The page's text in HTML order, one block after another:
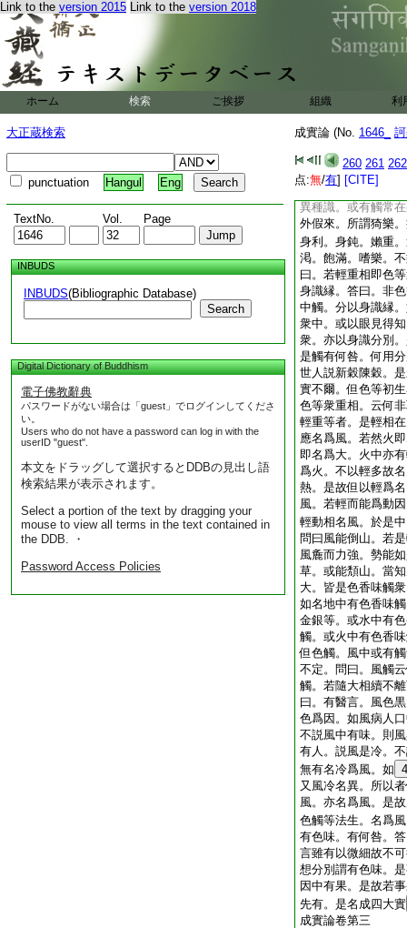
Link to the version 2015 Link to the version 2018
ホーム 検索 ご挨拶 組織 利
大正蔵検索
punctuation Hangul Eng
TextNo. Vol. Page
INBUDS
INBUDS(Bibliographic Database)
Search
Digital Dictionary of Buddhism
電子佛教辭典
パスワードがない場合は「guest」でログインしてくださ
い。
Users who do not have a password can log in with the
userID "guest".
本文をドラッグして選択するとDDBの見出し語
検索結果が表示されます。
Select a portion of the text by dragging your
mouse to view all terms in the text contained in
the DDB. ・
Password Access Policies
成實論 (No. 1646_
260 261 262
点:無/有] [CITE]
別輕重。必以身根
答曰。如分別堅等
堅等物。不離色等
根。是中更無異相
相。答曰。如人著
無力。輕重亦爾。
種身識。如或因 14
動生輕重識。或從
對生冷熱識。或從
搦生強濯識。或從
異種識。或有觸常
外假來。所謂猗樂
身利。身鈍。嬾重
渇。飽滿。嗜樂。
曰。若輕重相即色
身識縁。答曰。非
中觸。分以身識縁
衆中。或以眼見得
衆。亦以身識分別
是觸有何咎。何用
世人説新穀陳穀。
實不爾。但色等初
色等衆重相。云何
輕重等者。是輕相
應名爲風。若然火
即名爲大。火中亦
爲火。不以輕多故
熱。是故但以輕爲
風。若輕而能爲動
輕動相名風。於是
問曰風能倒山。若
風麁而力強。勢能
草。或能頽山。當
大。皆是色香味觸
如名地中有色香味
金銀等。或水中有
觸。或火中有色香
但色觸。風中或有
不定。問曰。風觸
觸。若隨大相續不
曰。有醫言。風色
色爲因。如風病人
不説風中有味。則
有人。説風是冷。
無有名冷爲風。如 4
又風冷名異。所以
風。亦名爲風。是
色觸等法生。名爲
有色味。有何咎。
言雖有以微細故不
想分別謂有色味。
因中有果。是故若
先有。是名成四大實
成實論卷第三